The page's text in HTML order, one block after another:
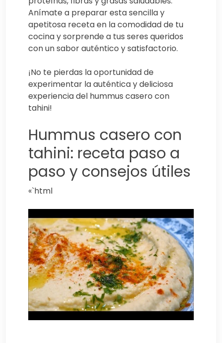
Anímate a preparar esta sencilla y
apetitosa receta en la comodidad de tu
cocina y sorprende a tus seres queridos
con un sabor auténtico y satisfactorio.
¡No te pierdas la oportunidad de
experimentar la auténtica y deliciosa
experiencia del hummus casero con
tahini!
Hummus casero con
tahini: receta paso a
paso y consejos útiles
«`html